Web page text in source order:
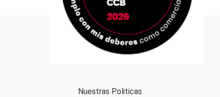
Formas de pago
Nuestras Politicas